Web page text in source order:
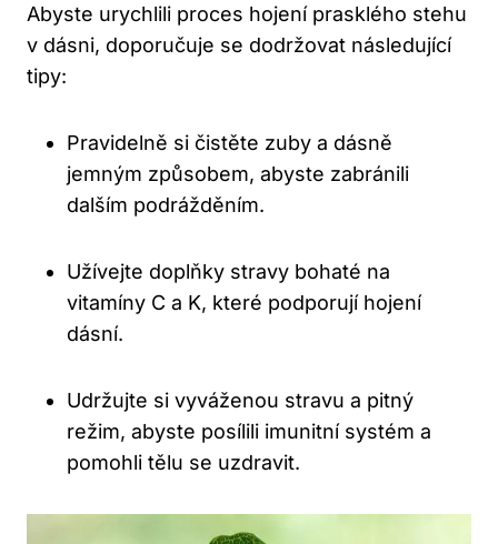
Abyste urychlili proces hojení prasklého stehu
v dásni, doporučuje se dodržovat následující
tipy:
Pravidelně si čistěte zuby a dásně
jemným způsobem, abyste zabránili
dalším podrážděním.
Užívejte doplňky stravy bohaté na
vitamíny C a K, které podporují hojení
dásní.
Udržujte si vyváženou stravu a pitný
režim, abyste posílili imunitní systém a
pomohli tělu se uzdravit.